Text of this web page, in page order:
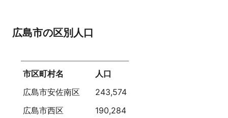
広島市の区別人口
市区町村名
人口
広島市安佐南区
243,574
広島市西区
190,284